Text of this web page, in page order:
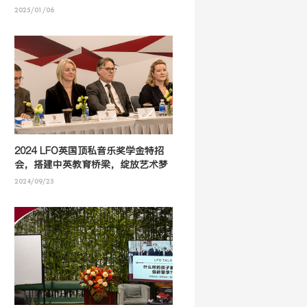
2025/01/06
2024 LFO英国顶私音乐奖学金特招
会，搭建中英教育桥梁，绽放艺术梦
想之花！
2024/09/25